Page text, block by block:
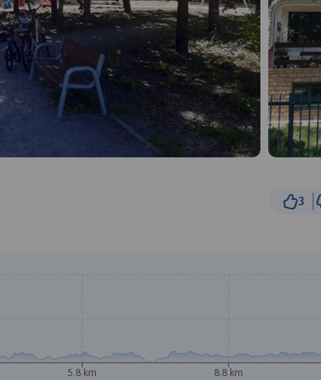
3
5.8 km 8.8 km